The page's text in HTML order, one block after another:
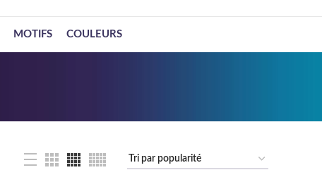
MOTIFS COULEURS